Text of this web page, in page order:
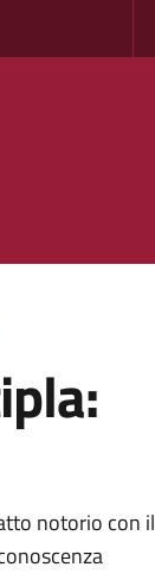
notorio con il